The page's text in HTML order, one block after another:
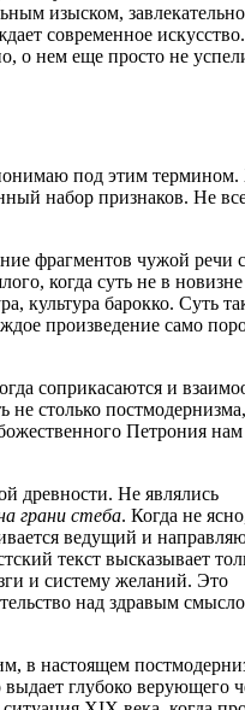
изыском,
современное искусство.
о нем еще просто не
под этим термином.
набор признаков. Не
фрагментов чужой речи
когда суть не в
культура барокко. Суть
произведение само
соприкасаются и
столько
Петрония нам
древности. Не являлись
грани стеба. Когда не
ведущий и
текст высказывает
и систему желаний. Это
над здравым
в настоящем
глубоко верующего